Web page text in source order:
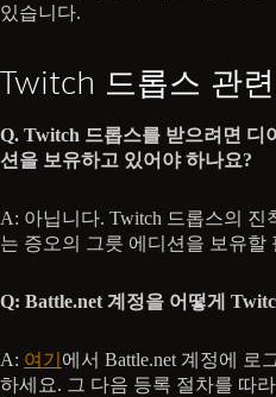
있습니다.
Twitch 드롭스 관
Q. Twitch 드롭스를 받으려면 디
션을 보유하고 있어야 하나요?
A: 아닙니다. Twitch 드롭스의
는 증오의 그릇 에디션을 보유할
Q: Battle.net 계정을 어떻게
A: 여기 에서 Battle.net 계정에 로
하세요. 그 다음 등록 절차를 따